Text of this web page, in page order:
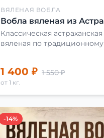
ВЯЛЕНАЯ ВОБЛА
Вобла вяленая из
Классическая
вяленая по
1 400 ₽ 1 550 ₽
от 1 кг.
-14%